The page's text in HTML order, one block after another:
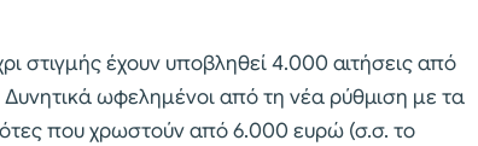
στιγμής έχουν υποβληθεί 4.000 αιτήσεις από
Δυνητικά ωφελημένοι από τη νέα ρύθμιση με τα
που χρωστούν από 6.000 ευρώ (σ.σ. το